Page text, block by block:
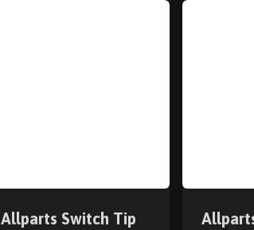
Allparts Switch Tip